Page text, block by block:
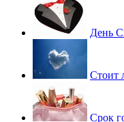
День
Стоит
Срок